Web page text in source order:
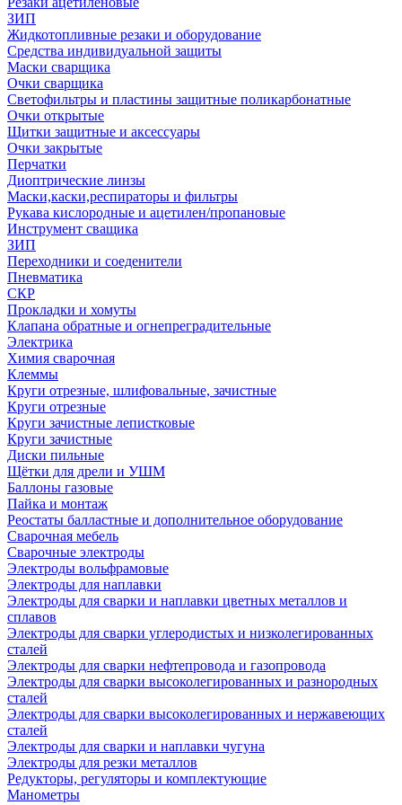
ЗИП
Жидкотопливные резаки и оборудование
Средства индивидуальной защиты
Маски сварщика
Очки сварщика
Светофильтры и пластины защитные поликарбонатные
Очки открытые
Щитки защитные и аксессуары
Очки закрытые
Перчатки
Диоптрические линзы
Маски,каски,респираторы и фильтры
Рукава кислородные и ацетилен/пропановые
Инструмент сващика
ЗИП
Переходники и соеденители
Пневматика
СКР
Прокладки и хомуты
Клапана обратные и огнепреградительные
Электрика
Химия сварочная
Клеммы
Круги отрезные, шлифовальные, зачистные
Круги отрезные
Круги зачистные лепистковые
Круги зачистные
Диски пильные
Щётки для дрели и УШМ
Баллоны газовые
Пайка и монтаж
Реостаты балластные и дополнительное оборудование
Сварочная мебель
Cварочные электроды
Электроды вольфрамовые
Электроды для наплавки
Электроды для сварки и наплавки цветных металлов и
сплавов
Электроды для сварки углеродистых и низколегированных
сталей
Электроды для сварки нефтепровода и газопровода
Электроды для сварки высоколегированных и разнородных
сталей
Электроды для сварки высоколегированных и нержавеющих
сталей
Электроды для сварки и наплавки чугуна
Электроды для резки металлов
Редукторы, регуляторы и комплектующие
Манометры